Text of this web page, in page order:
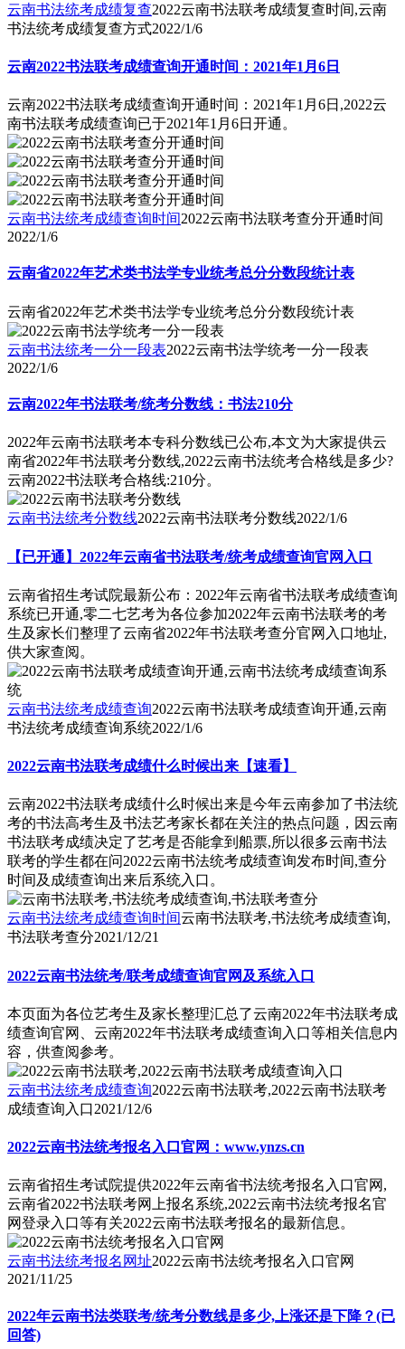
云南书法统考成绩复查2022云南书法联考成绩复查时间,云南
书法统考成绩复查方式2022/1/6
云南2022书法联考成绩查询开通时间：2021年1月6日
云南2022书法联考成绩查询开通时间：2021年1月6日,2022云
南书法联考成绩查询已于2021年1月6日开通。
云南书法统考成绩查询时间2022云南书法联考查分开通时间
2022/1/6
云南省2022年艺术类书法学专业统考总分分数段统计表
云南省2022年艺术类书法学专业统考总分分数段统计表
云南书法统考一分一段表2022云南书法学统考一分一段表
2022/1/6
云南2022年书法联考/统考分数线：书法210分
2022年云南书法联考本专科分数线已公布,本文为大家提供云
南省2022年书法联考分数线,2022云南书法统考合格线是多少?
云南2022书法联考合格线:210分。
云南书法统考分数线2022云南书法联考分数线2022/1/6
【已开通】2022年云南省书法联考/统考成绩查询官网入口
云南省招生考试院最新公布：2022年云南省书法联考成绩查询
系统已开通,零二七艺考为各位参加2022年云南书法联考的考
生及家长们整理了云南省2022年书法联考查分官网入口地址,
供大家查阅。
云南书法统考成绩查询2022云南书法联考成绩查询开通,云南
书法统考成绩查询系统2022/1/6
2022云南书法联考成绩什么时候出来【速看】
云南2022书法联考成绩什么时候出来是今年云南参加了书法统
考的书法高考生及书法艺考家长都在关注的热点问题，因云南
书法联考成绩决定了艺考是否能拿到船票,所以很多云南书法
联考的学生都在问2022云南书法统考成绩查询发布时间,查分
时间及成绩查询出来后系统入口。
云南书法统考成绩查询时间云南书法联考,书法统考成绩查询,
书法联考查分2021/12/21
2022云南书法统考/联考成绩查询官网及系统入口
本页面为各位艺考生及家长整理汇总了云南2022年书法联考成
绩查询官网、云南2022年书法联考成绩查询入口等相关信息内
容，供查阅参考。
云南书法统考成绩查询2022云南书法联考,2022云南书法联考
成绩查询入口2021/12/6
2022云南书法统考报名入口官网：www.ynzs.cn
云南省招生考试院提供2022年云南省书法统考报名入口官网,
云南省2022书法联考网上报名系统,2022云南书法统考报名官
网登录入口等有关2022云南书法联考报名的最新信息。
云南书法统考报名网址2022云南书法统考报名入口官网
2021/11/25
2022年云南书法类联考/统考分数线是多少,上涨还是下降？(已
回答)